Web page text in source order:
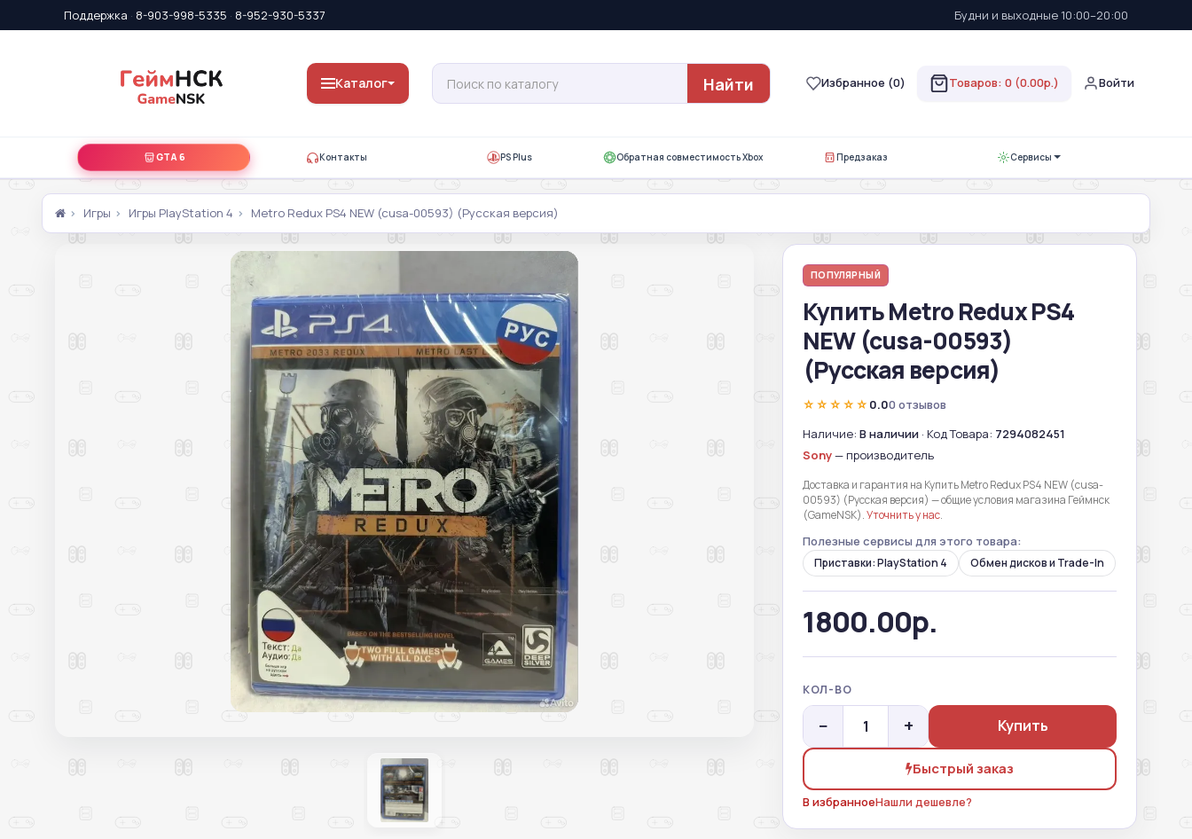
Поддержка · 8-903-998-5335 · 8-952-930-5337 Будни и выходные 10:00–20:00
Каталог Найти Избранное (0) Товаров: 0 (0.00р.) Войти
GTA 6 Контакты PS Plus Обратная совместимость Xbox Предзаказ Сервисы
Игры Игры PlayStation 4 Metro Redux PS4 NEW (cusa-00593) (Русская версия)
ПОПУЛЯРНЫЙ
Купить Metro Redux PS4
NEW (cusa-00593)
(Русская версия)
☆☆☆☆☆ 0.00 отзывов
Наличие: В наличии · Код Товара: 7294082451
Sony— производитель
Доставка и гарантия на Купить Metro Redux PS4 NEW (cusa-
00593) (Русская версия) — общие условия магазина Геймнск
(GameNSK).Уточнить у нас.
Полезные сервисы для этого товара:
Приставки: PlayStation 4 Обмен дисков и Trade-In
1800.00р.
КОЛ-ВО
− + Купить
Быстрый заказ
В избранноеНашли дешевле?